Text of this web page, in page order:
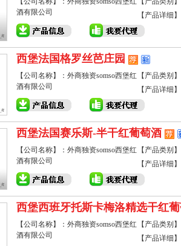
酒有限公司
【产品详细
西堡法国格罗丝芭庄园
【公司名称】：外商独资somso西堡红
酒有限公司
【产品类别
【产品详细
西堡法国赛乐斯-半干红葡萄酒
【公司名称】：外商独资somso西堡红
酒有限公司
【产品类别
【产品详细
西堡西班牙托斯卡梅洛精选干红
【公司名称】：外商独资somso西堡红
酒有限公司
【产品类别
【产品详细